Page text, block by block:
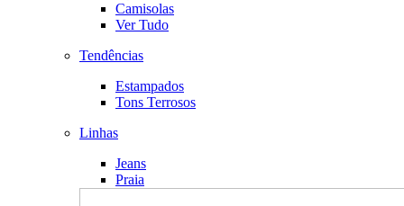
Camisolas
Ver Tudo
Tendências
Estampados
Tons Terrosos
Linhas
Jeans
Praia